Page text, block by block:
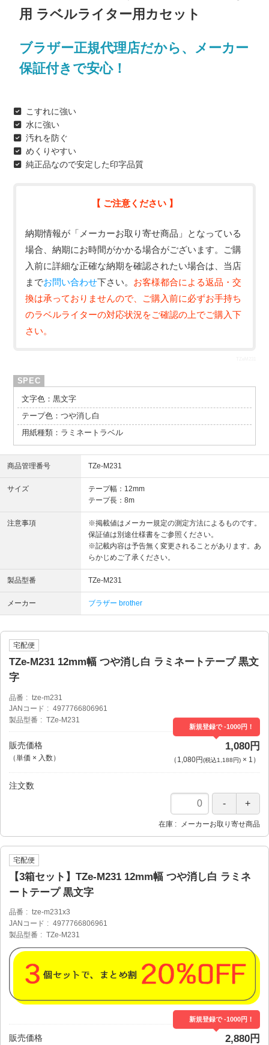
用 ラベルライター用カセット
ブラザー正規代理店だから、メーカー
保証付きで安心！
こすれに強い
水に強い
汚れを防ぐ
めくりやすい
純正品なので安定した印字品質
【 ご注意ください 】
納期情報が「メーカーお取り寄せ商品」となっている
場合、納期にお時間がかかる場合がございます。ご購
入前に詳細な正確な納期を確認されたい場合は、当店
までお問い合わせ下さい。 お客様都合による返品・交
換は承っておりませんので、ご購入前に必ずお手持ち
のラベルライターの対応状況をご確認の上でご購入下
さい。
文字色：黒文字
テープ色：つや消し白
用紙種類：ラミネートラベル
商品管理番号 TZe-M231
サイズ
テープ幅：12mm
テープ長：8m
注意事項
※掲載値はメーカー規定の測定方法によるものです。
保証値は別途仕様書をご参照ください。
※記載内容は予告無く変更されることがあります。あ
らかじめご了承ください。
製品型番 TZe-M231
メーカー ブラザー brother
宅配便
TZe-M231 12mm幅 つや消し白 ラミネートテープ 黒文
字
品番
tze-m231
JANコード
4977766806961
製品型番
TZe-M231
販売価格
（単価 × 入数）
新規登録で -1000円！
1,080円
（ 1,080円(税込1,188円)× 1 ）
注文数
在庫 メーカーお取り寄せ商品
宅配便
【3箱セット】TZe-M231 12mm幅 つや消し白 ラミネ
ートテープ 黒文字
品番
tze-m231x3
JANコード
4977766806961
製品型番
TZe-M231
販売価格
新規登録で -1000円！
2,880円